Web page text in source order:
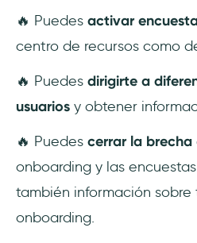
🔥 Puedes activar
centro de recursos como
🔥 Puedes dirigirte a
usuarios y obtener
🔥 Puedes cerrar la brecha
onboarding y las
también información
onboarding.